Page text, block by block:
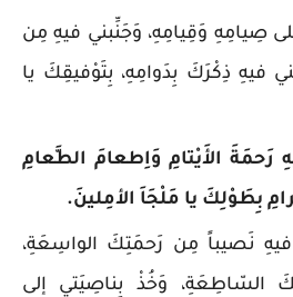
صِيامِهِ وَقِيامِهِ، وَجَنِّبني فيهِ مِن
فيهِ ذِكْرَكَ بِدَوامِهِ، بِتَوْفيقِكَ يا
رَحمَةَ الأَيْتامِ وَاِطعامَ الطَّعامِ
بِطَوْلِكَ يا مَلْجَاَ الأمِلينَ.
نَصيباً مِن رَحمَتِكَ الواسِعَةِ،
السّاطِعَةِ، وَخُذْ بِناصِيَتي إلى